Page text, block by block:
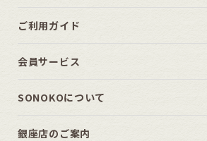
ご利用ガイド
会員サービス
SONOKOについて
銀座店のご案内